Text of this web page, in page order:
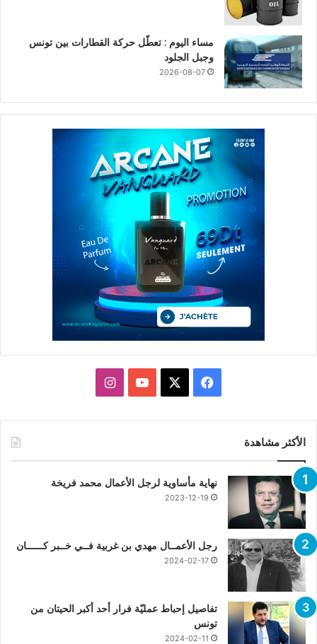
مساء اليوم : تعطّل حركة القطارات بين تونس
وجبل الجلود
2026-08-07
فيسبوك يوتيوبانستقرام
الأكثر مشاهدة
نهاية مأساوية لرجل الأعمال محمد فريخة
2023-12-19
رجل الأعمــال مهدي بن غربية فــي خــبر كــــــان
2024-02-17
تفاصيل إحباط عمليّة فرار أحد أكبر الحيتان من
تونس
2024-02-11